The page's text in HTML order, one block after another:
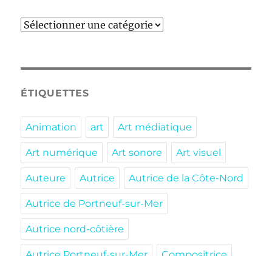
Catégories
ÉTIQUETTES
Animation art Art médiatique
Art numérique Art sonore Art visuel
Auteure Autrice Autrice de la Côte-Nord
Autrice de Portneuf-sur-Mer
Autrice nord-côtière